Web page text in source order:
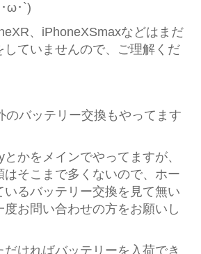
ω･`)
、iPhoneXSmaxなどはまだ
していませんので、ご理解くだ
のバッテリー交換もやってます
かをメインでやってますが、
はそこまで多くないので、ホー
いるバッテリー交換を見て無い
度お問い合わせの方をお願いし
ければバッテリーを入荷でき